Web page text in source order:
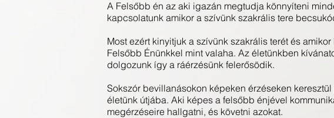
A Felsőbb én az aki igazán megtudja könnyíteni
kapcsolatunk amikor a szívünk szakrális tere
Most ezért kinyitjuk a szívünk szakrális terét és
Felsőbb Énünkkel mint valaha. Az életünkben
dolgozunk így a ráérzésünk felerősödik.
Sokszór bevillanásokon képeken érzéseken
életünk útjába. Aki képes a felsőbb énjével
megérzéseire hallgatni, és követni azokat.